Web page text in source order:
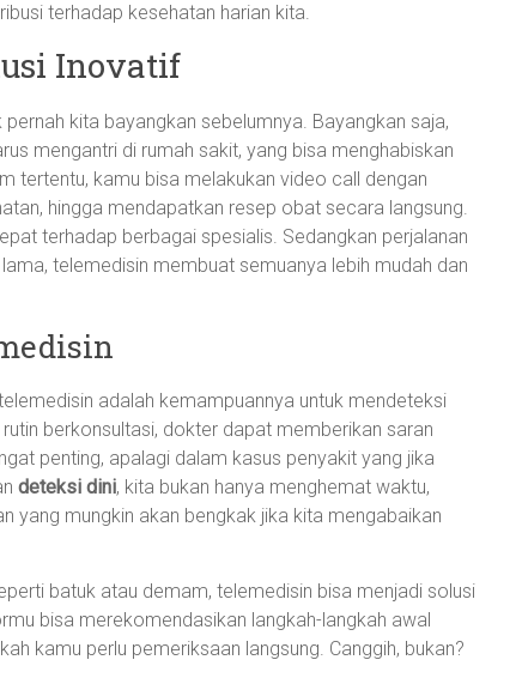
terhadap kesehatan harian kita.
Inovatif
kita bayangkan sebelumnya. Bayangkan saja,
mengantri di rumah sakit, yang bisa menghabiskan
tertentu, kamu bisa melakukan video call dengan
hingga mendapatkan resep obat secara langsung.
terhadap berbagai spesialis. Sedangkan perjalanan
telemedisin membuat semuanya lebih mudah dan
adalah kemampuannya untuk mendeteksi
berkonsultasi, dokter dapat memberikan saran
penting, apalagi dalam kasus penyakit yang jika
deteksi dini, kita bukan hanya menghemat waktu,
yang mungkin akan bengkak jika kita mengabaikan
batuk atau demam, telemedisin bisa menjadi solusi
bisa merekomendasikan langkah-langkah awal
kamu perlu pemeriksaan langsung. Canggih, bukan?